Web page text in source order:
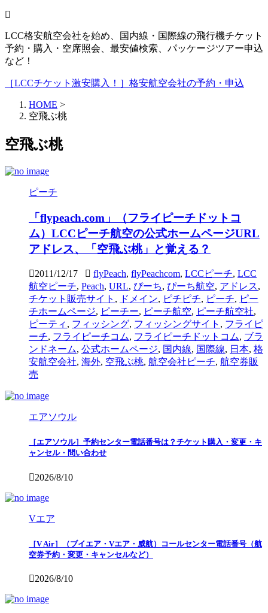
LCC格安航空会社を始め、国内線・国際線の飛行機チケット
予約・購入・空席照会、最安値検索、パッケージツアー申込
など！
［LCCチケット激安購入！］格安航空会社の予約・申込
HOME >
空飛ぶ桃
空飛ぶ桃
ピーチ
「flypeach.com」（フライピーチドットコ
ム）LCCピーチ航空の公式ホームページURL
アドレス、「空飛ぶ桃」と覚える？
2011/12/17 flyPeach, flyPeachcom, LCCピーチ, LCC
航空ピーチ, Peach, URL, ぴーち, ぴーち航空, アドレス,
チケット販売サイト , ドメイン, ピチピチ, ピーチ, ピー
チホームページ, ピーチー, ピーチ航空, ピーチ航空社,
ピーティ , フィッシング, フィッシングサイト , フライピ
ーチ, フライピーチコム, フライピーチドットコム, ブラ
ンドネーム, 公式ホームページ, 国内線, 国際線, 日本, 格
安航空会社, 海外, 空飛ぶ桃, 航空会社ピーチ, 航空券販
売
エアソウル
［エアソウル］予約センター電話番号は？チケット購入・変更・キ
ャンセル・問い合わせ
2026/8/10
Vエア
［V Air］（ブイエア・Vエア・威航）コールセンター電話番号（航
空券予約・変更・キャンセルなど）
2026/8/10